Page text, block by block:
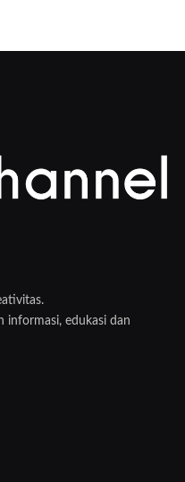
informasi, edukasi dan